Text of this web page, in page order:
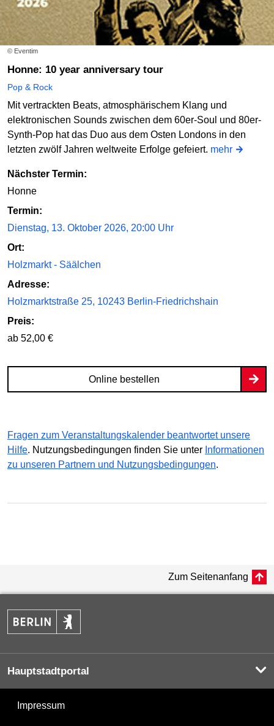
© Eventim
Honne: 10 year anniversary tour
Pop & Rock
Mit vertrackten Beats, atmosphärischem Klang und
elektronischen Sounds zwischen dem 60er-Soul und 80er-
Synth-Pop hat das Duo aus dem Osten Londons in den
letzten zwölf Jahren weltweite Erfolge gefeiert. mehr
Nächster Termin:
Honne
Termin:
Dienstag, 13. Oktober 2026, 20:00 Uhr
Ort:
Holzmarkt - Säälchen
Adresse:
Holzmarktstraße 25, 10243 Berlin-Friedrichshain
Preis:
ab 52,00 €
Online bestellen
Fragen zum Veranstaltungskalender beantwortet unsere
Hilfe. Nutzungsbedingungen finden Sie unter Informationen
zu unseren Partnern und Nutzungsbedingungen.
Zum Seitenanfang
Hauptstadtportal
Impressum